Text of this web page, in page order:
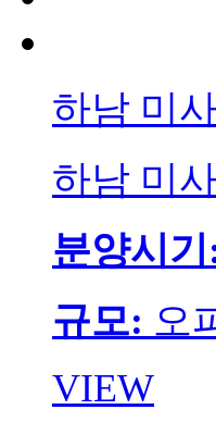
하남 미
하남 미
분양시기
규모: 오
VIEW